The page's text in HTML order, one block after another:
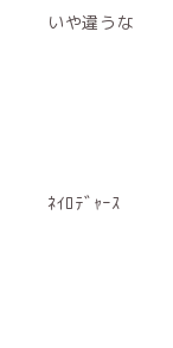
いや違うな
ﾈｲﾛﾃﾞｬｰｽ